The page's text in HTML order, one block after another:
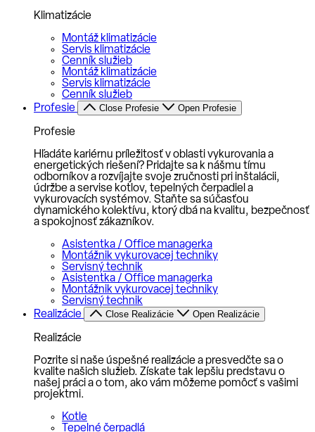
Klimatizácie
Montáž klimatizácie
Servis klimatizácie
Cenník služieb
Montáž klimatizácie
Servis klimatizácie
Cenník služieb
Profesie
Close Profesie Open Profesie
Profesie
Hľadáte kariérnu príležitosť v oblasti vykurovania a
energetických riešení? Pridajte sa k nášmu tímu
odborníkov a rozvíjajte svoje zručnosti pri inštalácii,
údržbe a servise kotlov, tepelných čerpadiel a
vykurovacích systémov. Staňte sa súčasťou
dynamického kolektívu, ktorý dbá na kvalitu, bezpečnosť
a spokojnosť zákazníkov.
Asistentka / Office managerka
Montážnik vykurovacej techniky
Servisný technik
Asistentka / Office managerka
Montážnik vykurovacej techniky
Servisný technik
Realizácie
Close Realizácie Open Realizácie
Realizácie
Pozrite si naše úspešné realizácie a presvedčte sa o
kvalite našich služieb. Získate tak lepšiu predstavu o
našej práci a o tom, ako vám môžeme pomôcť s vašimi
projektmi.
Kotle
Tepelné čerpadlá